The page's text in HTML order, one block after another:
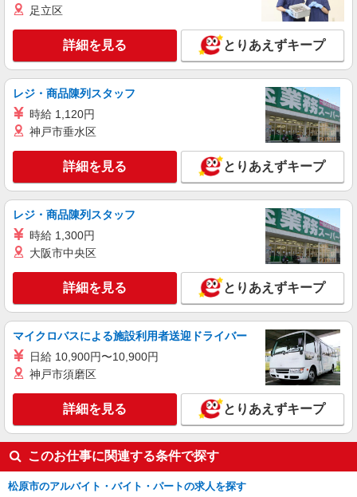
株式会社ケイエムシー
人気ゲームソフトの機械オペレーター
時給1,400円〜1,750円 ★稼働分前払いOK!!★
※日払いOK
大阪府松原市大堀 ★車・バイク・自転車通勤
OK（敷地内に無料駐車場あり）
キープ 詳細を見る
足立区
詳細を見る とりあえずキープ
レジ・商品陳列スタッフ
時給 1,120円
神戸市垂水区
詳細を見る とりあえずキープ
レジ・商品陳列スタッフ
時給 1,300円
大阪市中央区
詳細を見る とりあえずキープ
マイクロバスによる施設利用者送迎ドライバー
日給 10,900円〜10,900円
神戸市須磨区
詳細を見る とりあえずキープ
このお仕事に関連する条件で探す
松原市のアルバイト・バイト・パートの求人を探す